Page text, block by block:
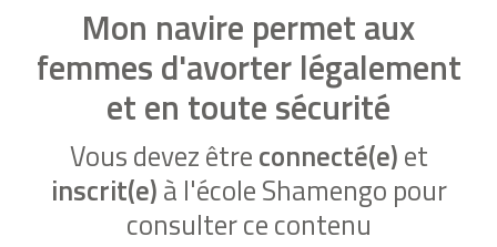
Mon navire permet aux
femmes d'avorter légalement
et en toute sécurité
Vous devez êtreconnecté(e)et
inscrit(e)à l'école Shamengo pour
consulter ce contenu